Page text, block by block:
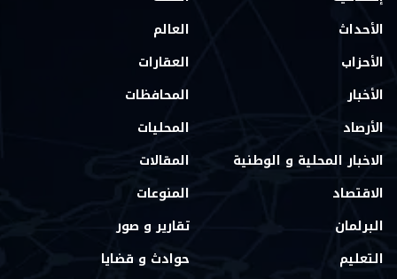
الأحداث
الأحزاب
الأخبار
الأرصاد
الاخبار المحلية و الوطنية
الاقتصاد
البرلمان
التعليم
العالم
العقارات
المحافظات
المحليات
المقالات
المنوعات
تقارير و صور
حوادث و قضايا